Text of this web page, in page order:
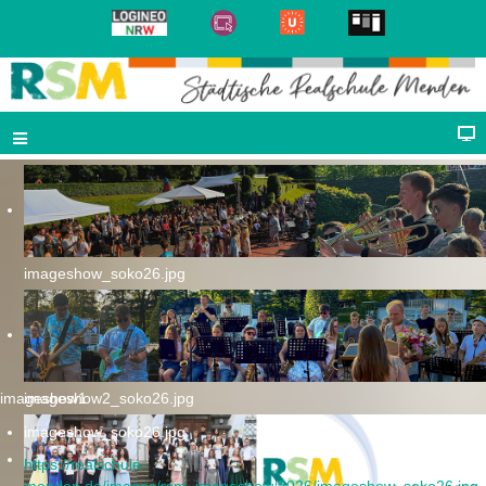
imageshow_soko26.jpg
imageshow2_soko26.jpg
imageshow1
imageshow_soko26.jpg
https://realschule-